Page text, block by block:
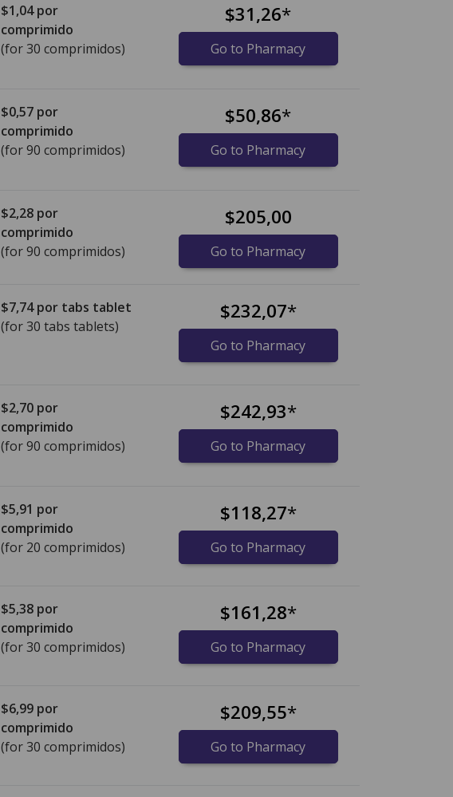
$1,04por
comprimido
(for 30 comprimidos)
$31,26*
Go to Pharmacy
$0,57 por
comprimido
(for 90 comprimidos)
$50,86*
Go to Pharmacy
$2,28 por
comprimido
(for 90 comprimidos)
$205,00
Go to Pharmacy
$7,74por tabs tablet
(for 30 tabs tablets)
$232,07*
Go to Pharmacy
$2,70 por
comprimido
(for 90 comprimidos)
$242,93*
Go to Pharmacy
$5,91 por
comprimido
(for 20 comprimidos)
$118,27*
Go to Pharmacy
$5,38 por
comprimido
(for 30 comprimidos)
$161,28*
Go to Pharmacy
$6,99 por
comprimido
(for 30 comprimidos)
$209,55*
Go to Pharmacy